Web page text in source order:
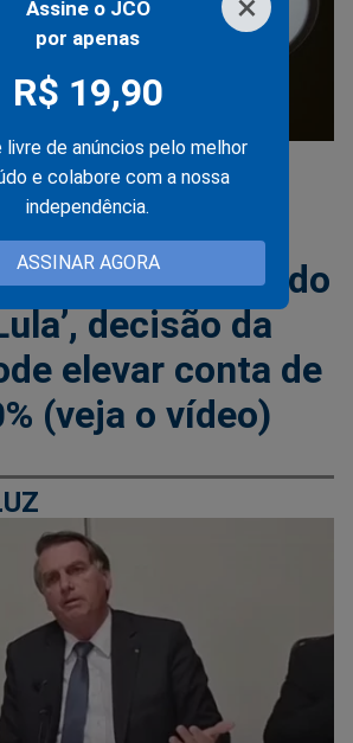
Assine o JCO
por apenas
R$ 19,90
livre de anúncios pelo melhor
e colabore com a nossa
independência.
ASSINAR AGORA
da ‘cobrança
de impostos do
decisão da
elevar conta de
(veja o vídeo)